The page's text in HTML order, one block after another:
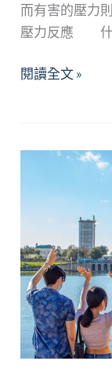
而有害的壓力
壓力反應
重
回
幸
福
人
生
~
閱讀全文 »